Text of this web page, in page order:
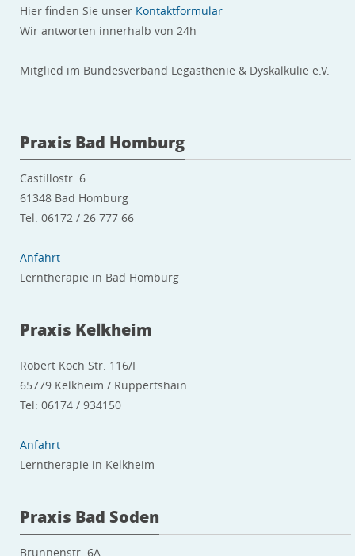
Hier finden Sie unser Kontaktformular
Wir antworten innerhalb von 24h
Mitglied im Bundesverband Legasthenie & Dyskalkulie e.V.
Praxis Bad Homburg
Castillostr. 6
61348 Bad Homburg
Tel: 06172 / 26 777 66
Anfahrt
Lerntherapie in Bad Homburg
Praxis Kelkheim
Robert Koch Str. 116/I
65779 Kelkheim / Ruppertshain
Tel: 06174 / 934150
Anfahrt
Lerntherapie in Kelkheim
Praxis Bad Soden
Brunnenstr. 6A